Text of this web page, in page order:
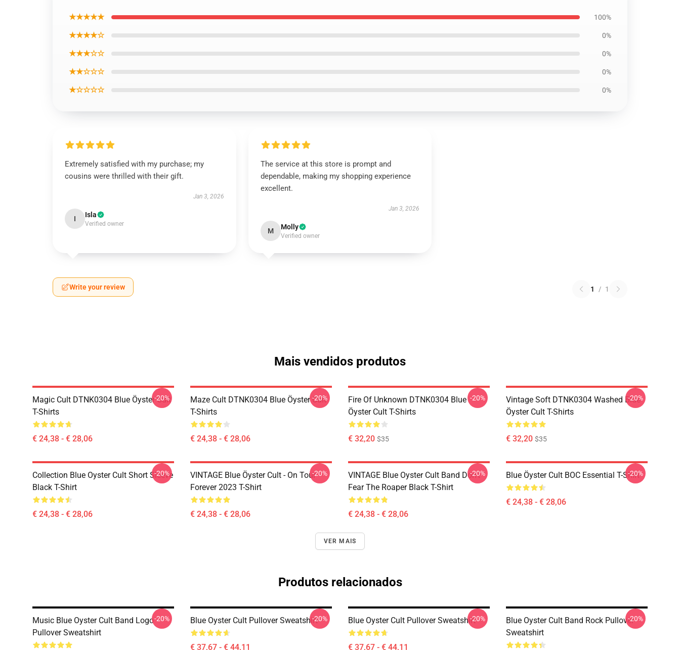
★★★★★ 100%
★★★★☆ 0%
★★★☆☆ 0%
★★☆☆☆ 0%
★☆☆☆☆ 0%
Extremely satisfied with my purchase; my
cousins were thrilled with their gift.
Jan 3, 2026
I Isla
Verified owner
The service at this store is prompt and
dependable, making my shopping experience
excellent.
Jan 3, 2026
M Molly
Verified owner
Write your review 1 / 1
Mais vendidos produtos
Magic Cult DTNK0304 Blue Öyster Cult
T-Shirts
€ 24,38 - € 28,06
-20%
Maze Cult DTNK0304 Blue Öyster Cult
T-Shirts
€ 24,38 - € 28,06
-20%
Fire Of Unknown DTNK0304 Blue
Öyster Cult T-Shirts
€ 32,20 $35
-20%
Vintage Soft DTNK0304 Washed Blue
Öyster Cult T-Shirts
€ 32,20 $35
-20%
Collection Blue Oyster Cult Short Sleeve
Black T-Shirt
€ 24,38 - € 28,06
-20%
VINTAGE Blue Öyster Cult - On Tour
Forever 2023 T-Shirt
€ 24,38 - € 28,06
-20%
VINTAGE Blue Oyster Cult Band Don't
Fear The Roaper Black T-Shirt
€ 24,38 - € 28,06
-20% Blue Öyster Cult BOC Essential T-Shirt
€ 24,38 - € 28,06
-20%
VER MAIS
Produtos relacionados
Music Blue Oyster Cult Band Logo
Pullover Sweatshirt
-20% Blue Oyster Cult Pullover Sweatshirt
€ 37,67 - € 44,11
-20% Blue Oyster Cult Pullover Sweatshirt
€ 37,67 - € 44,11
-20%
Blue Oyster Cult Band Rock Pullover
Sweatshirt
-20%